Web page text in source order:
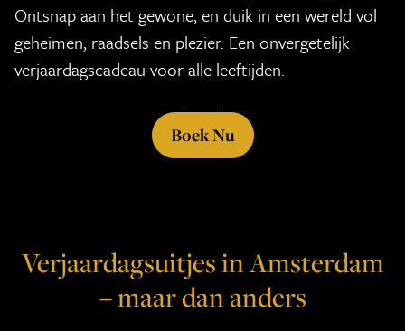
Ontsnap aan het gewone, en duik in een wereld vol
geheimen, raadsels en plezier. Een onvergetelijk
verjaardagscadeau voor alle leeftijden.
Boek Nu
Verjaardagsuitjes in Amsterdam
– maar dan anders